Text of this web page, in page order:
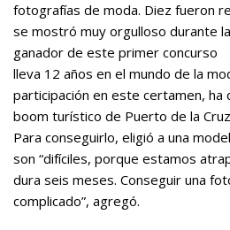
fotografías de moda. Diez fueron
se mostró muy orgulloso durante
ganador de este primer concurso
lleva 12 años en el mundo de la
participación en este certamen,
boom turístico de Puerto de la
Para conseguirlo, eligió a una
son “difíciles, porque estamos
dura seis meses. Conseguir una
complicado”, agregó.